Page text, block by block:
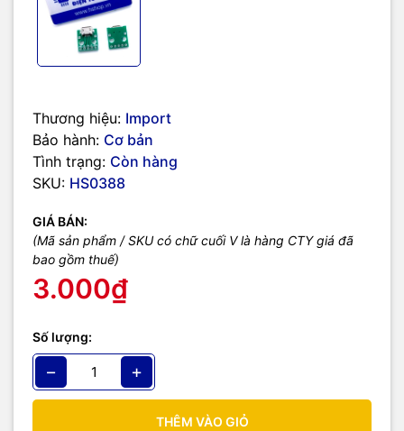
Thương hiệu: Import
Bảo hành: Cơ bản
Tình trạng: Còn hàng
SKU: HS0388
GIÁ BÁN:
(Mã sản phẩm / SKU có chữ cuối V là hàng CTY giá đã
bao gồm thuế)
3.000₫
Số lượng:
− +
THÊM VÀO GIỎ